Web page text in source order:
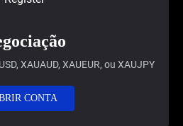
XAUAUD, XAUEUR, ou XAUJPY
CONTA